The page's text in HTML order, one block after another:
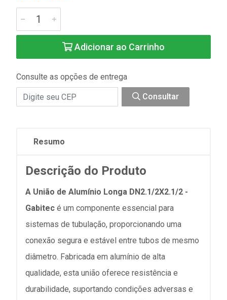
Adicionar ao Carrinho
Consulte as opções de entrega
Consultar
Resumo
Descrição do Produto
A União de Alumínio Longa DN2.1/2X2.1/2 -
Gabitec é um componente essencial para
sistemas de tubulação, proporcionando uma
conexão segura e estável entre tubos de mesmo
diâmetro. Fabricada em alumínio de alta
qualidade, esta união oferece resistência e
durabilidade, suportando condições adversas e